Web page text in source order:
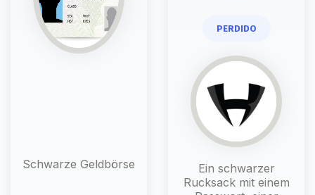
Schwarze Geldbörse
PERDIDO
Ein schwarzer
Rucksack mit einem